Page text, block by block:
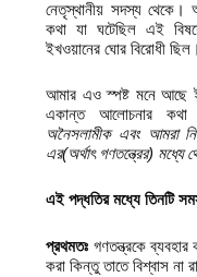
নেতৃস্থানীয় সদস্য
কথা যা ঘটেছিল এই
ইখওয়ানের ঘোর বিরোধী ছিল।
আমার এও স্পষ্ট মনে আছে
একান্ত আলোচনার কথা
অনৈসলামীক এবং আমরা
এর(অর্থাৎ গণতন্ত্রের) মধ্যে
এই পদ্ধতির মধ্যে তিনটি
প্রথমতঃ গণতন্ত্রকে ব্যবহার
করা কিন্তু তাতে বিশ্বাস না